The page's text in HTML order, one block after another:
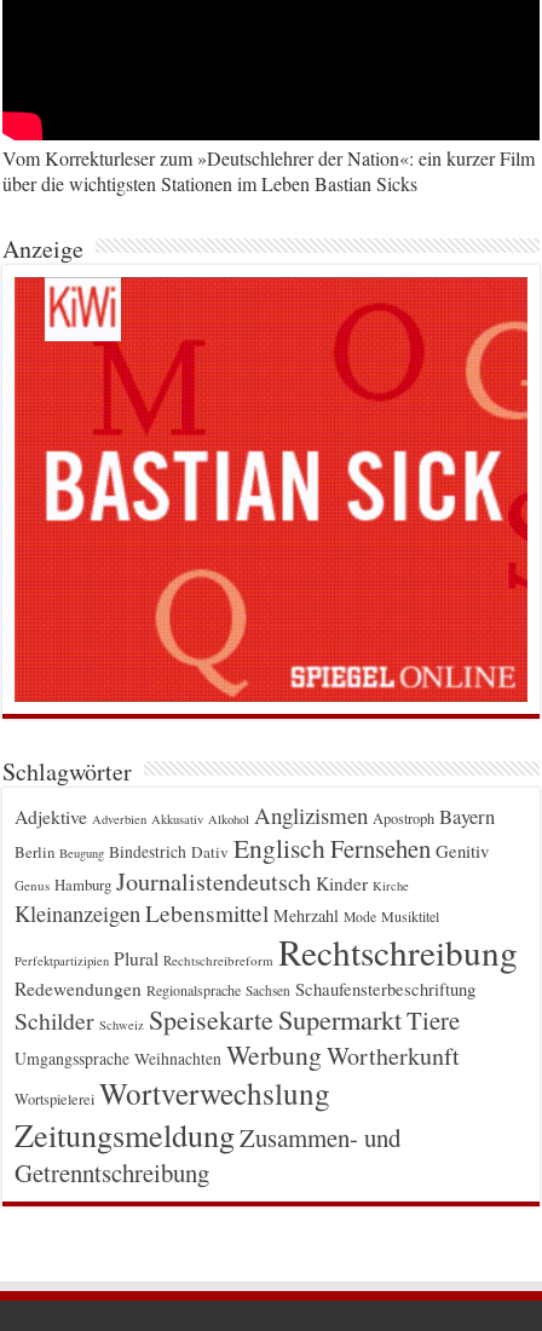
Vom Korrekturleser zum »Deutschlehrer der Nation«: ein kurzer Film
über die wichtigsten Stationen im Leben Bastian Sicks
Anzeige
Schlagwörter
Adjektive Adverbien Akkusativ Alkohol Anglizismen Apostroph Bayern
Berlin Beugung Bindestrich Dativ EnglischFernsehen Genitiv
Genus Hamburg Journalistendeutsch Kinder Kirche
Kleinanzeigen Lebensmittel Mehrzahl Mode Musiktitel
Perfektpartizipien Plural Rechtschreibreform Rechtschreibung
Redewendungen Regionalsprache Sachsen Schaufensterbeschriftung
Schilder Schweiz Speisekarte SupermarktTiere
Umgangssprache Weihnachten WerbungWortherkunft
Wortspielerei Wortverwechslung
ZeitungsmeldungZusammen- und
Getrenntschreibung